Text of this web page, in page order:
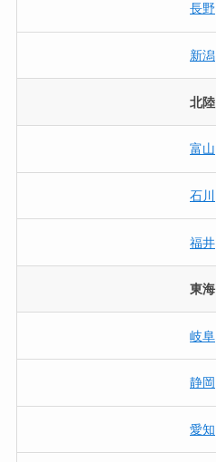
長野
新潟
北陸
富山
石川
福井
東海
岐阜
静岡
愛知